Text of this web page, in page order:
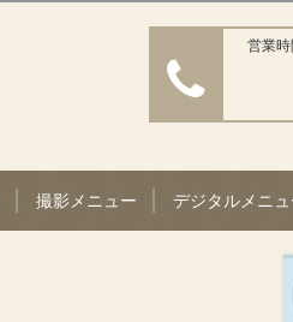
営業
撮影メニュー デジタルメニュ